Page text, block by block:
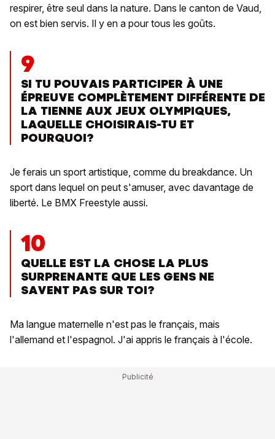
respirer, être seul dans la nature. Dans le canton de Vaud,
on est bien servis. Il y en a pour tous les goûts.
9
SI TU POUVAIS PARTICIPER À UNE
ÉPREUVE COMPLÈTEMENT DIFFÉRENTE DE
LA TIENNE AUX JEUX OLYMPIQUES,
LAQUELLE CHOISIRAIS-TU ET
POURQUOI?
Je ferais un sport artistique, comme du breakdance. Un
sport dans lequel on peut s'amuser, avec davantage de
liberté. Le BMX Freestyle aussi.
10
QUELLE EST LA CHOSE LA PLUS
SURPRENANTE QUE LES GENS NE
SAVENT PAS SUR TOI?
Ma langue maternelle n'est pas le français, mais
l'allemand et l'espagnol. J'ai appris le français à l'école.